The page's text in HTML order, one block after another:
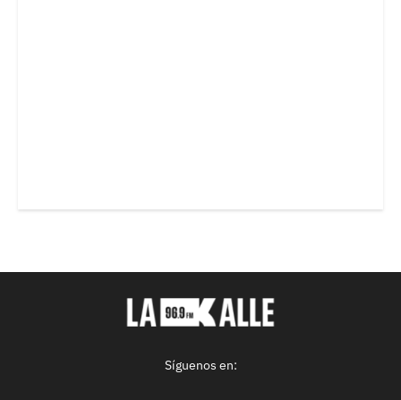
Síguenos en: